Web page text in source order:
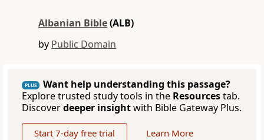
Albanian Bible(ALB)
by Public Domain
PLUS
Want help understanding this passage?
Explore trusted study tools in the Resourcestab.
Discoverdeeper insightwith Bible Gateway Plus.
Start 7-day free trial Learn More